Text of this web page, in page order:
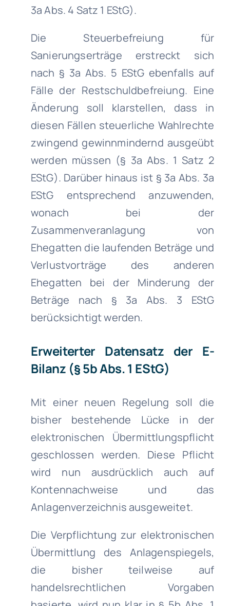
3a Abs. 4 Satz 1 EStG).
Die Steuerbefreiung für
Sanierungserträge erstreckt sich
nach § 3a Abs. 5 EStG ebenfalls auf
Fälle der Restschuldbefreiung. Eine
Änderung soll klarstellen, dass in
diesen Fällen steuerliche Wahlrechte
zwingend gewinnmindernd ausgeübt
werden müssen (§ 3a Abs. 1 Satz 2
EStG). Darüber hinaus ist § 3a Abs. 3a
EStG entsprechend anzuwenden,
wonach bei der
Zusammenveranlagung von
Ehegatten die laufenden Beträge und
Verlustvorträge des anderen
Ehegatten bei der Minderung der
Beträge nach § 3a Abs. 3 EStG
berücksichtigt werden.
Erweiterter Datensatz der E-
Bilanz (§ 5b Abs. 1 EStG)
Mit einer neuen Regelung soll die
bisher bestehende Lücke in der
elektronischen Übermittlungspflicht
geschlossen werden. Diese Pflicht
wird nun ausdrücklich auch auf
Kontennachweise und das
Anlagenverzeichnis ausgeweitet.
Die Verpflichtung zur elektronischen
Übermittlung des Anlagenspiegels,
die bisher teilweise auf
handelsrechtlichen Vorgaben